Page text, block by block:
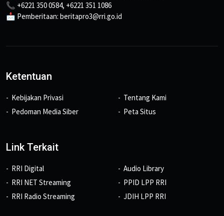
📞 +6221 350 0584, +6221 351 1086
📩 Pemberitaan: beritapro3@rri.go.id
Ketentuan
Kebijakan Privasi
Pedoman Media Siber
Tentang Kami
Peta Situs
Link Terkait
RRI Digital
RRI NET Streaming
RRI Radio Streaming
Audio Library
PPID LPP RRI
JDIH LPP RRI